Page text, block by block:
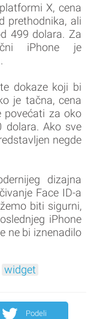
X, cena
prethodnika, ali
499 dolara. Za
iPhone je
dokaze koji bi
je tačna, cena
povećati za oko
dolara. Ako sve
negde
dizajna
Face ID-a
biti sigurni,
iPhone
ne bi iznenadilo
widget
Podeli